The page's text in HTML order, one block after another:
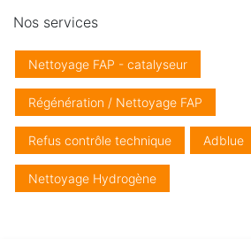
Nos services
Nettoyage FAP - catalyseur
Régénération / Nettoyage FAP
Refus contrôle technique Adblue
Nettoyage Hydrogène